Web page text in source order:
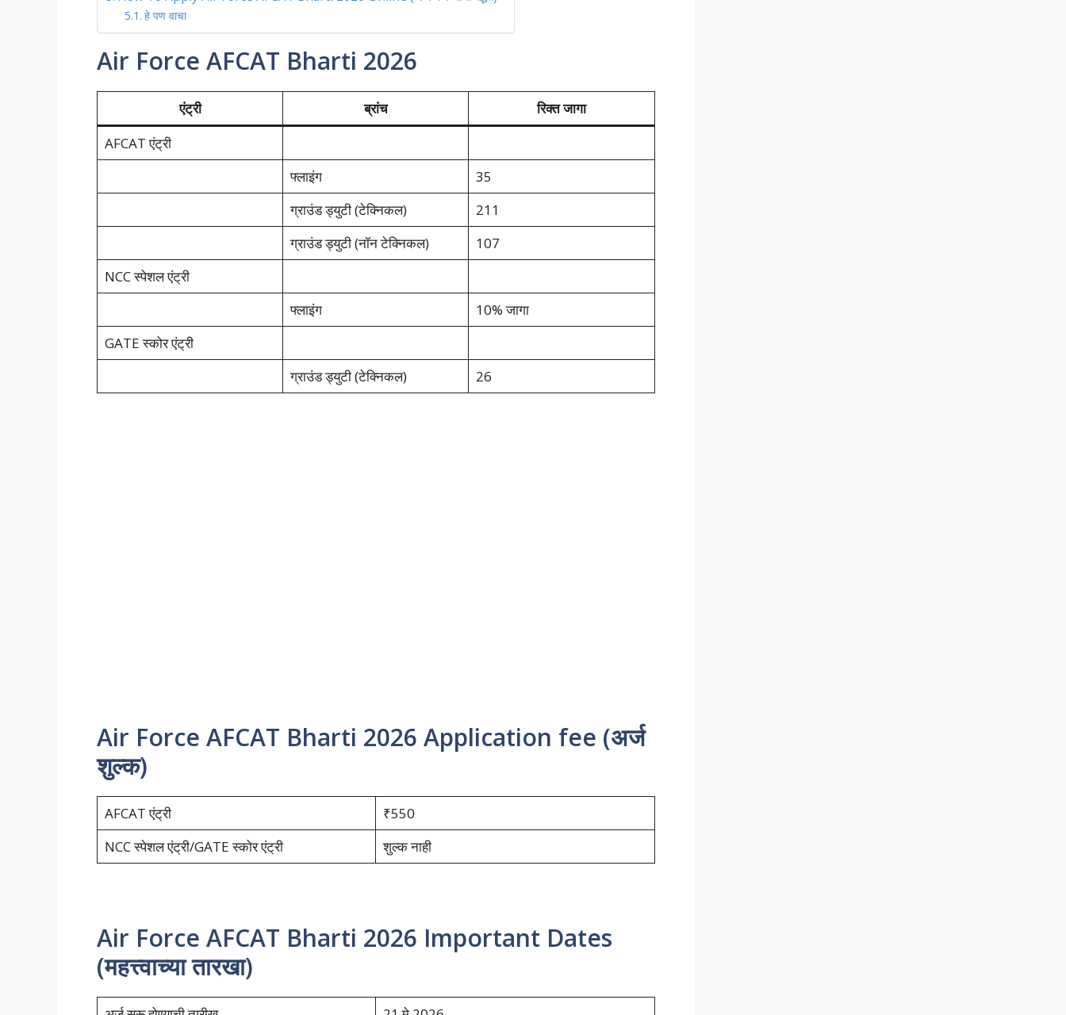
हे पण वाचा
Air Force AFCAT Bharti 2026
एंट्री ब्रांच
रिक्त जागा
AFCAT एंट्री
फ्लाइंग
35
ग्राउंड ड्युटी (टेक्निकल)
211
ग्राउंड ड्युटी (नॉन टेक्निकल)
107
NCC स्पेशल एंट्री
फ्लाइंग
10% जागा
GATE स्कोर एंट्री
ग्राउंड ड्युटी (टेक्निकल)
26
Air Force AFCAT Bharti 2026 Application fee (अर्ज
शुल्क)
AFCAT एंट्री
₹550
NCC स्पेशल एंट्री/GATE स्कोर एंट्री
शुल्क नाही
Air Force AFCAT Bharti 2026 Important Dates
(महत्त्वाच्या तारखा)